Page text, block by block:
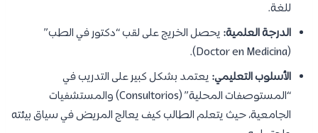
للغة.
الدرجة العلمية: يحصل الخريج على لقب “دكتور في الطب”
(Doctor en Medicina).
الأسلوب التعليمي: يعتمد بشكل كبير على التدريب في
“المستوصفات المحلية” (Consultorios) والمستشفيات
الجامعية، حيث يتعلم الطالب كيف يعالج المريض في سياق بيئته